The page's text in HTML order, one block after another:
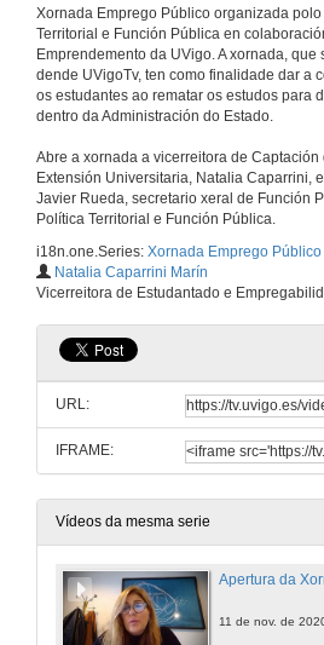
Xornada Emprego Público organizada
Territorial e Función Pública en
Emprendemento da UVigo. A xornada,
dende UVigoTv, ten como finalidade dar a
os estudantes ao rematar os estudos para
dentro da Administración do Estado.
Abre a xornada a vicerreitora de Captación
Extensión Universitaria, Natalia Caparrini,
Javier Rueda, secretario xeral de Función
Política Territorial e Función Pública.
i18n.one.Series: Xornada Emprego Público
Natalia Caparrini Marín
Vicerreitora de Estudantado e
URL:
IFRAME:
Vídeos da mesma serie
Apertura da
11 de nov. de